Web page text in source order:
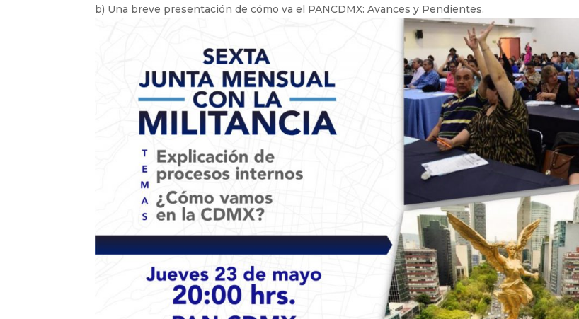
b) Una breve presentación de cómo va el PANCDMX: Avances y Pendientes.